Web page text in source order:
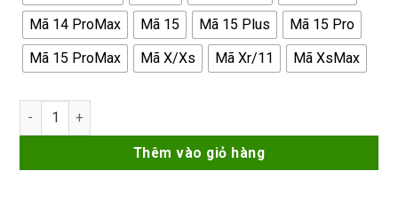
Mã 14 ProMax
Mã 15 Mã 15 Plus
Mã 15 Pro
Mã 15 ProMax
Mã X/Xs Mã Xr/11 Mã XsMax
Khuôn ép kính iPhone X - 15 ProMax mới nhất số lượng
Thêm vào giỏ hàng